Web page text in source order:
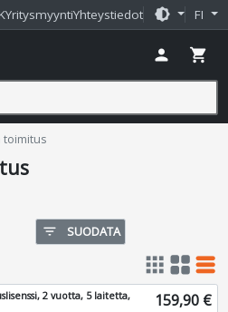
YritysmyyntiYhteystiedot brightness_medium FI
person shopping_cart
toimitus
filter_list SUODATA
apps grid_view table_rows
2 vuotta, 5 laitetta,
159,90 €